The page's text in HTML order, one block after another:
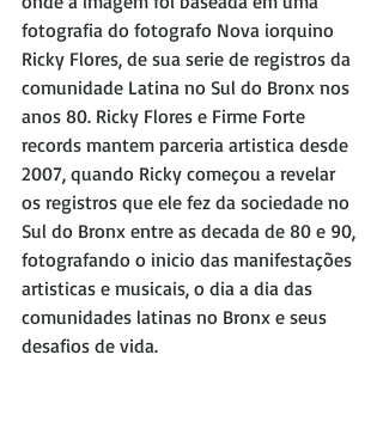
fotografia do fotografo Nova iorquino
Ricky Flores, de sua serie de registros da
comunidade Latina no Sul do Bronx nos
anos 80. Ricky Flores e Firme Forte
records mantem parceria artistica desde
2007, quando Ricky começou a revelar
os registros que ele fez da sociedade no
Sul do Bronx entre as decada de 80 e 90,
fotografando o inicio das manifestações
artisticas e musicais, o dia a dia das
comunidades latinas no Bronx e seus
desafios de vida.